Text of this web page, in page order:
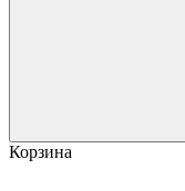
Корзина